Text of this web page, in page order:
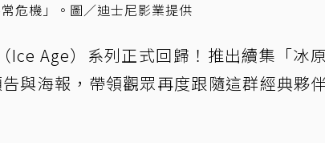
危機」。圖／迪士尼影業提供
Ice Age）系列正式回歸！推出續集「冰
與海報，帶領觀眾再度跟隨這群經典夥